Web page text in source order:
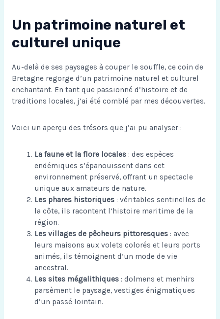
Un patrimoine naturel et
culturel unique
Au-delà de ses paysages à couper le souffle, ce coin de
Bretagne regorge d’un patrimoine naturel et culturel
enchantant. En tant que passionné d’histoire et de
traditions locales, j’ai été comblé par mes découvertes.
Voici un aperçu des trésors que j’ai pu analyser :
La faune et la flore locales : des espèces
endémiques s’épanouissent dans cet
environnement préservé, offrant un spectacle
unique aux amateurs de nature.
Les phares historiques : véritables sentinelles de
la côte, ils racontent l’histoire maritime de la
région.
Les villages de pêcheurs pittoresques : avec
leurs maisons aux volets colorés et leurs ports
animés, ils témoignent d’un mode de vie
ancestral.
Les sites mégalithiques : dolmens et menhirs
parsèment le paysage, vestiges énigmatiques
d’un passé lointain.